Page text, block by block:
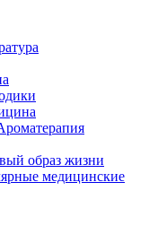
образ жизни
медицинские